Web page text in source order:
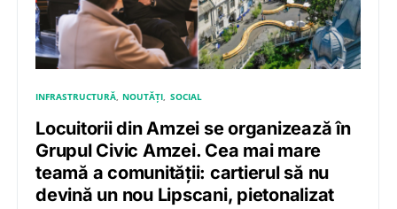
INFRASTRUCTURĂ NOUTĂȚI SOCIAL
Locuitorii din Amzei se organizează în
Grupul Civic Amzei. Cea mai mare
teamă a comunității: cartierul să nu
devină un nou Lipscani, pietonalizat